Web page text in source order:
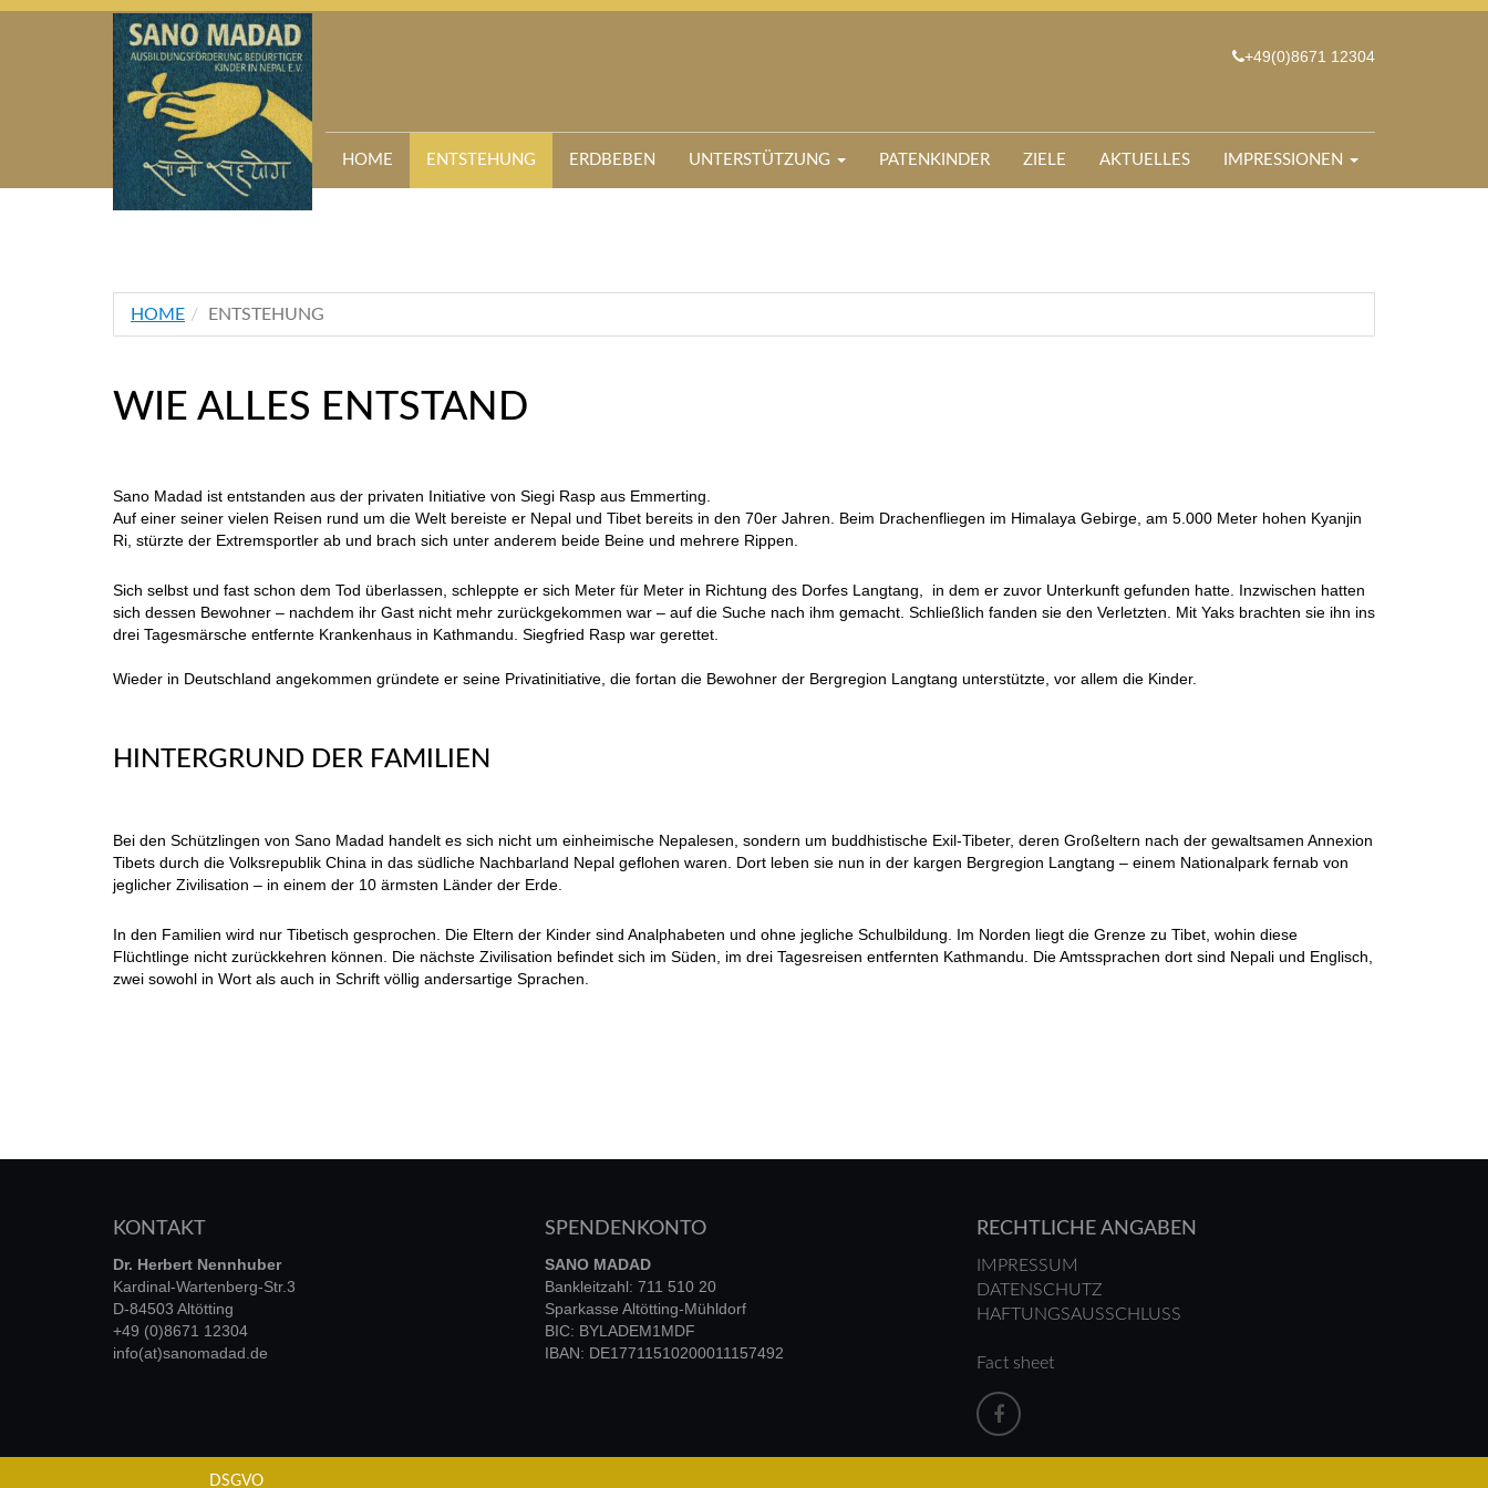
+49(0)8671 12304
HOME ENTSTEHUNG ERDBEBEN UNTERSTÜTZUNG PATENKINDER ZIELE AKTUELLES IMPRESSIONEN
HOME ENTSTEHUNG
WIE ALLES ENTSTAND
Sano Madad ist entstanden aus der privaten Initiative von Siegi Rasp aus Emmerting.
Auf einer seiner vielen Reisen rund um die Welt bereiste er Nepal und Tibet bereits in den 70er Jahren. Beim Drachenfliegen im Himalaya Gebirge, am 5.000 Meter hohen Kyanjin
Ri, stürzte der Extremsportler ab und brach sich unter anderem beide Beine und mehrere Rippen.
Sich selbst und fast schon dem Tod überlassen, schleppte er sich Meter für Meter in Richtung des Dorfes Langtang, in dem er zuvor Unterkunft gefunden hatte. Inzwischen hatten
sich dessen Bewohner – nachdem ihr Gast nicht mehr zurückgekommen war – auf die Suche nach ihm gemacht. Schließlich fanden sie den Verletzten. Mit Yaks brachten sie ihn ins
drei Tagesmärsche entfernte Krankenhaus in Kathmandu. Siegfried Rasp war gerettet.
Wieder in Deutschland angekommen gründete er seine Privatinitiative, die fortan die Bewohner der Bergregion Langtang unterstützte, vor allem die Kinder.
HINTERGRUND DER FAMILIEN
Bei den Schützlingen von Sano Madad handelt es sich nicht um einheimische Nepalesen, sondern um buddhistische Exil-Tibeter, deren Großeltern nach der gewaltsamen Annexion
Tibets durch die Volksrepublik China in das südliche Nachbarland Nepal geflohen waren. Dort leben sie nun in der kargen Bergregion Langtang – einem Nationalpark fernab von
jeglicher Zivilisation – in einem der 10 ärmsten Länder der Erde.
In den Familien wird nur Tibetisch gesprochen. Die Eltern der Kinder sind Analphabeten und ohne jegliche Schulbildung. Im Norden liegt die Grenze zu Tibet, wohin diese
Flüchtlinge nicht zurückkehren können. Die nächste Zivilisation befindet sich im Süden, im drei Tagesreisen entfernten Kathmandu. Die Amtssprachen dort sind Nepali und Englisch,
zwei sowohl in Wort als auch in Schrift völlig andersartige Sprachen.
KONTAKT
Dr. Herbert Nennhuber
Kardinal-Wartenberg-Str.3
D-84503 Altötting
+49 (0)8671 12304
info(at)sanomadad.de
SPENDENKONTO
SANO MADAD
Bankleitzahl: 711 510 20
Sparkasse Altötting-Mühldorf
BIC: BYLADEM1MDF
IBAN: DE17711510200011157492
RECHTLICHE ANGABEN
IMPRESSUM
DATENSCHUTZ
HAFTUNGSAUSSCHLUSS
Fact sheet
DSGVO